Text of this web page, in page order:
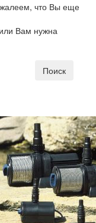
что Вы еще
Вам нужна
Поиск